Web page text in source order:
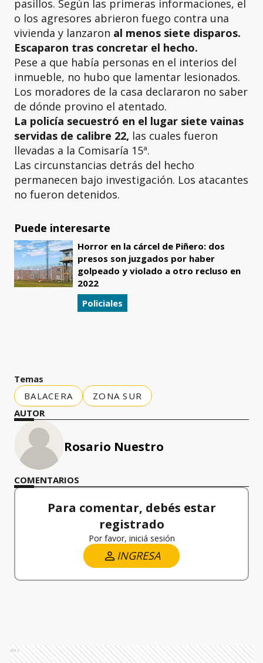
pasillos. Según las primeras informaciones, el
o los agresores abrieron fuego contra una
vivienda y lanzaron al menos siete disparos.
Escaparon tras concretar el hecho.
Pese a que había personas en el interios del
inmueble, no hubo que lamentar lesionados.
Los moradores de la casa declararon no saber
de dónde provino el atentado.
La policía secuestró en el lugar siete vainas
servidas de calibre 22, las cuales fueron
llevadas a la Comisaría 15ª.
Las circunstancias detrás del hecho
permanecen bajo investigación. Los atacantes
no fueron detenidos.
Puede interesarte
Horror en la cárcel de Piñero: dos
presos son juzgados por haber
golpeado y violado a otro recluso en
2022
Policiales
Temas
BALACERA
ZONA SUR
AUTOR
Rosario Nuestro
COMENTARIOS
Para comentar, debés estar
registrado
Por favor, iniciá sesión
INGRESA
Ads